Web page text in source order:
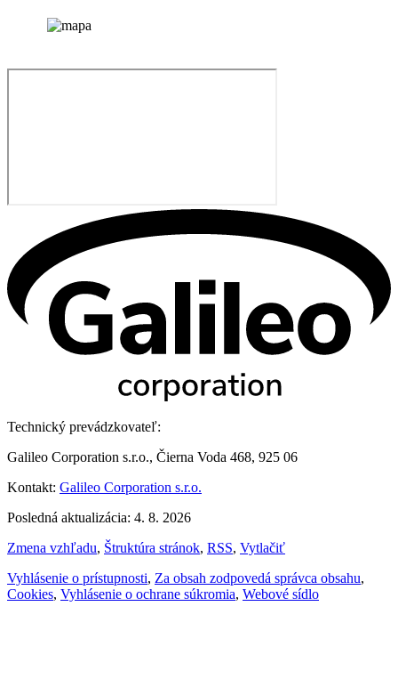
Technický prevádzkovateľ:
Galileo Corporation s.r.o., Čierna Voda 468, 925 06
Kontakt: Galileo Corporation s.r.o.
Posledná aktualizácia: 4. 8. 2026
Zmena vzhľadu, Štruktúra stránok, RSS, Vytlačiť
Vyhlásenie o prístupnosti, Za obsah zodpovedá správca obsahu,
Cookies, Vyhlásenie o ochrane súkromia, Webové sídlo